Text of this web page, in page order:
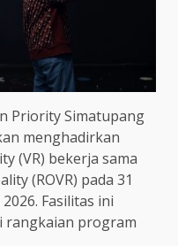
Priority Simatupang
menghadirkan
(VR) bekerja sama
(ROVR) pada 31
Fasilitas ini
rangkaian program